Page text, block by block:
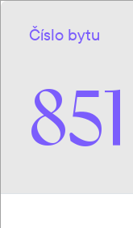
Číslo bytu
851